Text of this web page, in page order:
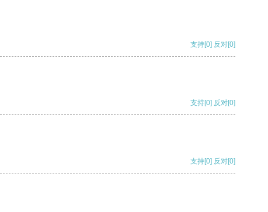
支持[0] 反对[0]
支持[0] 反对[0]
支持[0] 反对[0]